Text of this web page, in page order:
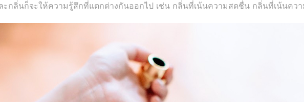
กลิ่นก็จะให้ความรู้สึกที่แตกต่างกันออกไป เช่น กลิ่นที่เน้นความสดชื่น กลิ่นที่เน้นคว